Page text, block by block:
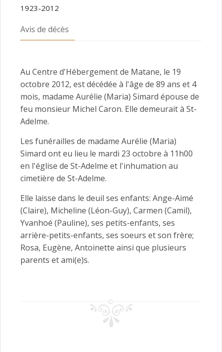
1923-2012
Avis de décès
Au Centre d'Hébergement de Matane, le 19
octobre 2012, est décédée à l'âge de 89 ans et 4
mois, madame Aurélie (Maria) Simard épouse de
feu monsieur Michel Caron. Elle demeurait à St-
Adelme.
Les funérailles de madame Aurélie (Maria)
Simard ont eu lieu le mardi 23 octobre à 11h00
en l'église de St-Adelme et l'inhumation au
cimetière de St-Adelme.
Elle laisse dans le deuil ses enfants: Ange-Aimé
(Claire), Micheline (Léon-Guy), Carmen (Camil),
Yvanhoé (Pauline), ses petits-enfants, ses
arrière-petits-enfants, ses soeurs et son frère;
Rosa, Eugène, Antoinette ainsi que plusieurs
parents et ami(e)s.